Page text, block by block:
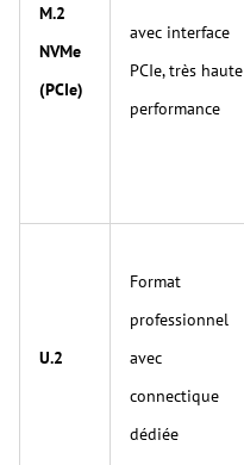
M.2
NVMe
(PCIe)
avec interface
PCIe, très haute
performance
U.2
Format
professionnel
avec
connectique
dédiée